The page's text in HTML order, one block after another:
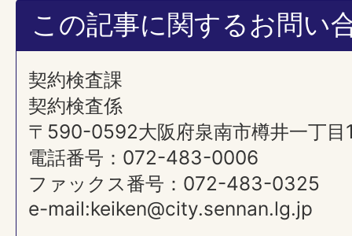
この記事に関するお問い
契約検査課
契約検査係
〒590-0592大阪府泉南市樽井一丁目
電話番号：072-483-0006
ファックス番号：072-483-0325
e-mail:keiken@city.sennan.lg.jp